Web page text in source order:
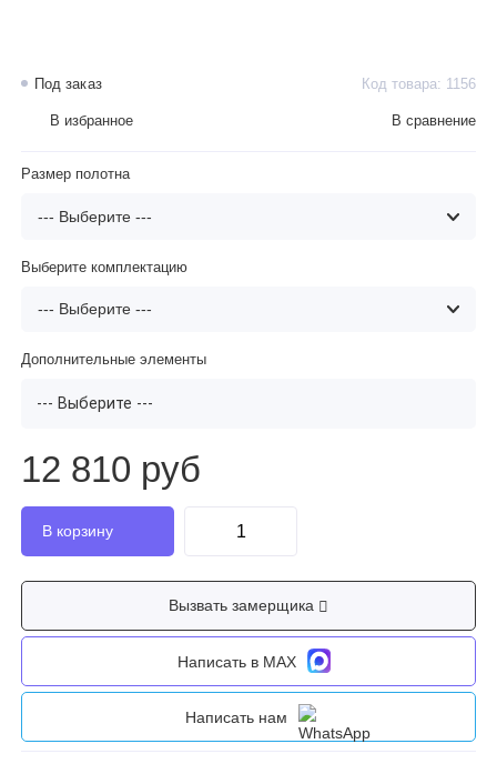
Под заказ Код товара: 1156
В избранное В сравнение
Размер полотна
Выберите комплектацию
Дополнительные элементы
--- Выберите ---
12 810 руб
Вызвать замерщика
Написать в MAX
Написать нам